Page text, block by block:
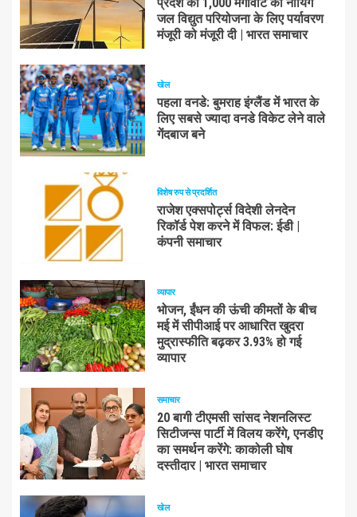
जल विद्युत परियोजना के लिए पर्यावरण
मंजूरी को मंजूरी दी | भारत समाचार
खेल
पहला वनडे: बुमराह इंग्लैंड में भारत के
लिए सबसे ज्यादा वनडे विकेट लेने वाले
गेंदबाज बने
विशेष रुप से प्रदर्शित
राजेश एक्सपोर्ट्स विदेशी लेनदेन
रिकॉर्ड पेश करने में विफल: ईडी |
कंपनी समाचार
व्यापार
भोजन, ईंधन की ऊंची कीमतों के बीच
मई में सीपीआई पर आधारित खुदरा
मुद्रास्फीति बढ़कर 3.93% हो गई
व्यापार
समाचार
20 बागी टीएमसी सांसद नेशनलिस्ट
सिटीजन्स पार्टी में विलय करेंगे, एनडीए
का समर्थन करेंगे: काकोली घोष
दस्तीदार | भारत समाचार
खेल